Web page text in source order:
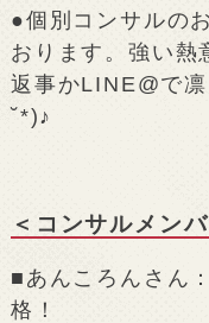
●個別コンサルの
おります。強い熱
返事かLINE@で
˘*)♪
＜コンサルメン
■あんころんさん
格！